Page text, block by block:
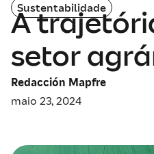
Sustentabilidade
A
setor
Redacción Mapfre
maio 23, 2024